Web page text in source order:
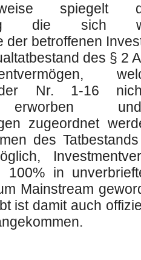
spiegelt
die sich
der betroffenen
des § 2
der Nr. 1-16
erworben
zugeordnet
des
in
Mainstream
ist damit auch